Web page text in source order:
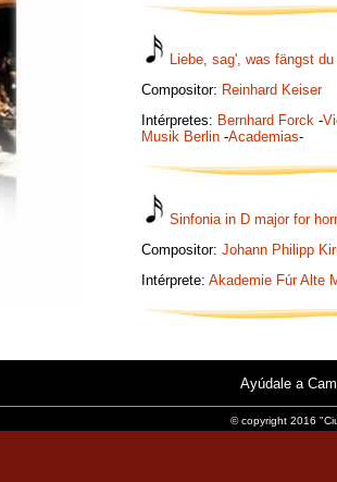
Liebe, sag', was fängst du
Compositor: Reinhard Keiser
Intérpretes: Bernhard Forck -
Musik Berlin -Academias-
Sinfonia in D major for
Compositor: Johann Philipp
Intérprete: Akademie Fúr Alte
Ayúdale a
© copyright 2016